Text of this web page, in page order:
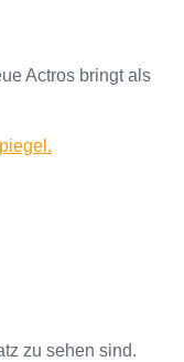
Actros bringt als
zu sehen sind.